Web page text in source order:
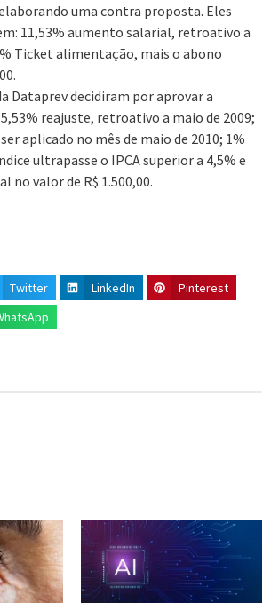
uma contra proposta. Eles
11,53% aumento salarial, retroativo a
Ticket alimentação, mais o abono
Dataprev decidiram por aprovar a
reajuste, retroativo a maio de 2009;
aplicado no mês de maio de 2010; 1%
ultrapasse o IPCA superior a 4,5% e
no valor de R$ 1.500,00.
Twitter LinkedIn
Pinterest